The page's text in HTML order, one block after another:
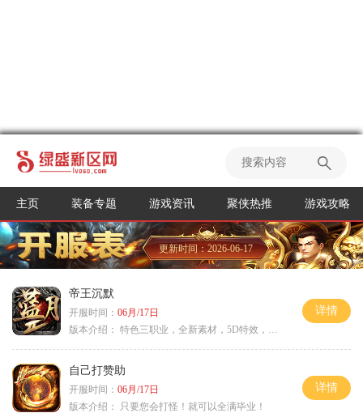
主页 装备专题 游戏资讯 聚侠热推 游戏攻略
更新时间：2026-06-17
帝王沉默
开服时间： 06月/17日
版本介绍： 特色三职业，全新素材，5D特效，不卡图
详情
自己打赞助
开服时间： 06月/17日
版本介绍：
只要您会打怪！就可以全满毕业！
详情